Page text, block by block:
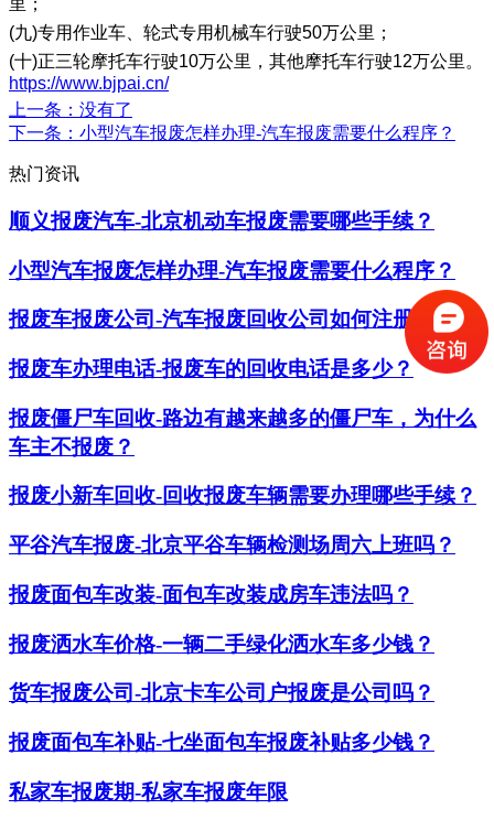
里；
(九)专用作业车、轮式专用机械车行驶50万公里；
(十)正三轮摩托车行驶10万公里，其他摩托车行驶12万公里。
https://www.bjpai.cn/
上一条 ：没有了
下一条 ：小型汽车报废怎样办理-汽车报废需要什么程序？
热门资讯
顺义报废汽车-北京机动车报废需要哪些手续？
小型汽车报废怎样办理-汽车报废需要什么程序？
报废车报废公司-汽车报废回收公司如何注册？
报废车办理电话-报废车的回收电话是多少？
报废僵尸车回收-路边有越来越多的僵尸车，为什么
车主不报废？
报废小新车回收-回收报废车辆需要办理哪些手续？
平谷汽车报废-北京平谷车辆检测场周六上班吗？
报废面包车改装-面包车改装成房车违法吗？
报废洒水车价格-一辆二手绿化洒水车多少钱？
货车报废公司-北京卡车公司户报废是公司吗？
报废面包车补贴-七坐面包车报废补贴多少钱？
私家车报废期-私家车报废年限